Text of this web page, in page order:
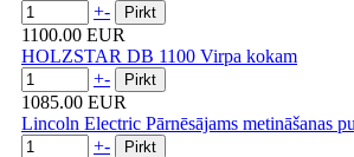
+-
1100.00 EUR
HOLZSTAR DB 1100 Virpa kokam
+-
1085.00 EUR
Lincoln Electric Pārnēsājams metināšanas
+-